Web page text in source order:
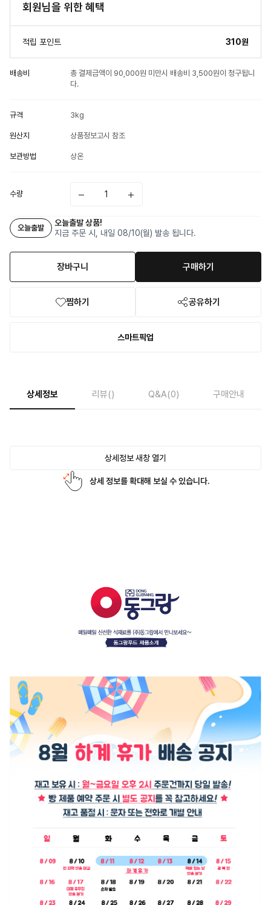
회원님을 위한 혜택
적립 포인트 310원
배송비
총 결제금액이 90,000원 미만시 배송비 3,500원이 청구됩니
다.
규격 3kg
원산지 상품정보고시 참조
보관방법 상온
수량
오늘출발
오늘출발 상품!
지금 주문 시, 내일 08/10(월) 발송 됩니다.
장바구니 구매하기
찜하기 공유하기
스마트픽업
상세정보 리뷰() Q&A(0) 구매안내
상세정보 새창 열기
상세 정보를 확대해 보실 수 있습니다.